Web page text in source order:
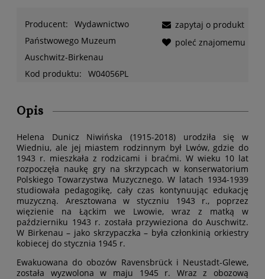
Producent:
Wydawnictwo
Państwowego Muzeum
Auschwitz-Birkenau
Kod produktu:
W04056PL
zapytaj o produkt
poleć znajomemu
Opis
Helena Dunicz Niwińska (1915-2018) urodziła się w
Wiedniu, ale jej miastem rodzinnym był Lwów, gdzie do
1943 r. mieszkała z rodzicami i braćmi. W wieku 10 lat
rozpoczęła naukę gry na skrzypcach w konserwatorium
Polskiego Towarzystwa Muzycznego. W latach 1934-1939
studiowała pedagogikę, cały czas kontynuując edukację
muzyczną. Aresztowana w styczniu 1943 r., poprzez
więzienie na Łąckim we Lwowie, wraz z matką w
październiku 1943 r. została przywieziona do Auschwitz.
W Birkenau – jako skrzypaczka – była członkinią orkiestry
kobiecej do stycznia 1945 r.
Ewakuowana do obozów Ravensbrück i Neustadt-Glewe,
została wyzwolona w maju 1945 r. Wraz z obozową